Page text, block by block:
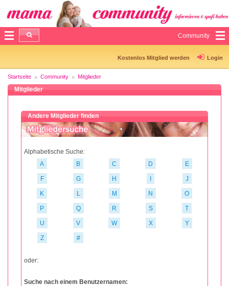
Community
Kostenlos Mitglied werden Login
Startseite Community Mitglieder
Mitglieder
Andere Mitglieder finden
Alphabetische Suche:
A
B C D E
F G H I J
K L M N O
P Q R S T
U V W X Y
Z #
oder:
Suche nach einem Benutzernamen: